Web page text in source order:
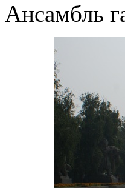
Ансамбль